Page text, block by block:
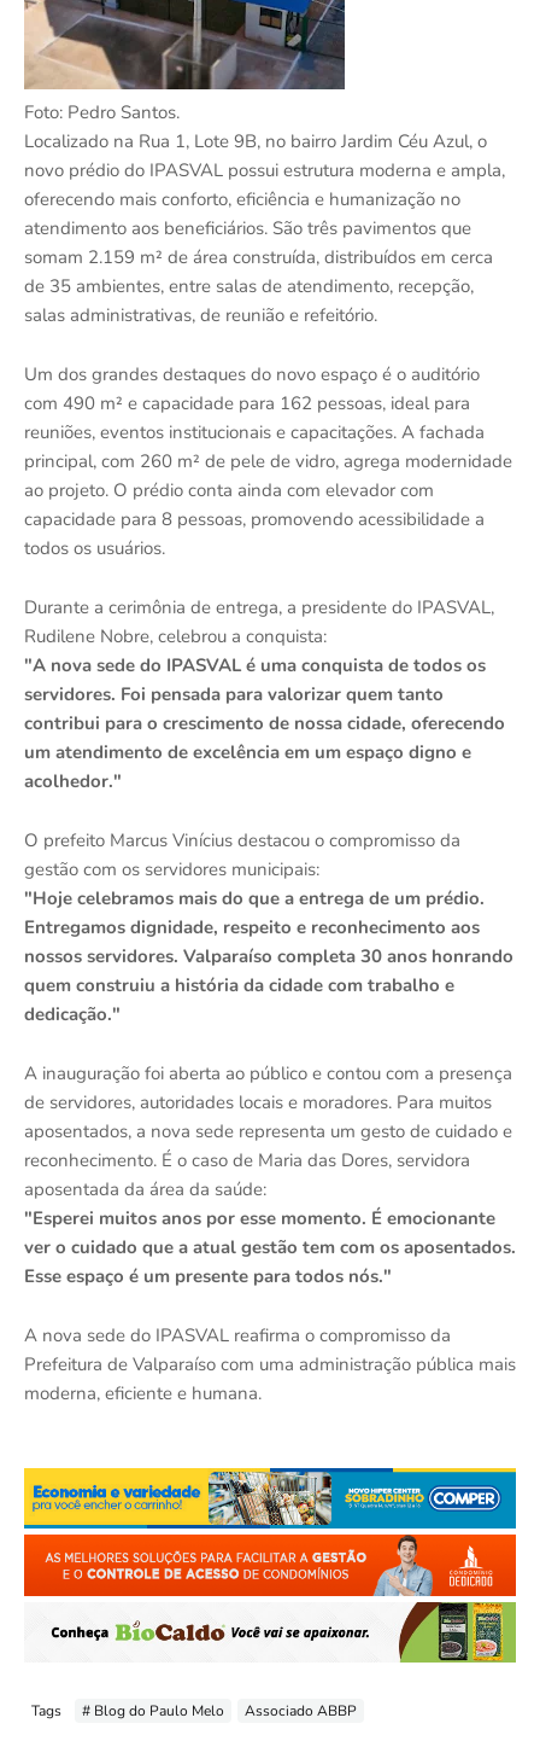
Foto: Pedro Santos.
Localizado na Rua 1, Lote 9B, no bairro Jardim Céu Azul, o
novo prédio do IPASVAL possui estrutura moderna e ampla,
oferecendo mais conforto, eficiência e humanização no
atendimento aos beneficiários. São três pavimentos que
somam 2.159 m² de área construída, distribuídos em cerca
de 35 ambientes, entre salas de atendimento, recepção,
salas administrativas, de reunião e refeitório.
Um dos grandes destaques do novo espaço é o auditório
com 490 m² e capacidade para 162 pessoas, ideal para
reuniões, eventos institucionais e capacitações. A fachada
principal, com 260 m² de pele de vidro, agrega modernidade
ao projeto. O prédio conta ainda com elevador com
capacidade para 8 pessoas, promovendo acessibilidade a
todos os usuários.
Durante a cerimônia de entrega, a presidente do IPASVAL,
Rudilene Nobre, celebrou a conquista:
"A nova sede do IPASVAL é uma conquista de todos os
servidores. Foi pensada para valorizar quem tanto
contribui para o crescimento de nossa cidade, oferecendo
um atendimento de excelência em um espaço digno e
acolhedor."
O prefeito Marcus Vinícius destacou o compromisso da
gestão com os servidores municipais:
"Hoje celebramos mais do que a entrega de um prédio.
Entregamos dignidade, respeito e reconhecimento aos
nossos servidores. Valparaíso completa 30 anos honrando
quem construiu a história da cidade com trabalho e
dedicação."
A inauguração foi aberta ao público e contou com a presença
de servidores, autoridades locais e moradores. Para muitos
aposentados, a nova sede representa um gesto de cuidado e
reconhecimento. É o caso de Maria das Dores, servidora
aposentada da área da saúde:
"Esperei muitos anos por esse momento. É emocionante
ver o cuidado que a atual gestão tem com os aposentados.
Esse espaço é um presente para todos nós."
A nova sede do IPASVAL reafirma o compromisso da
Prefeitura de Valparaíso com uma administração pública mais
moderna, eficiente e humana.
Tags # Blog do Paulo Melo Associado ABBP